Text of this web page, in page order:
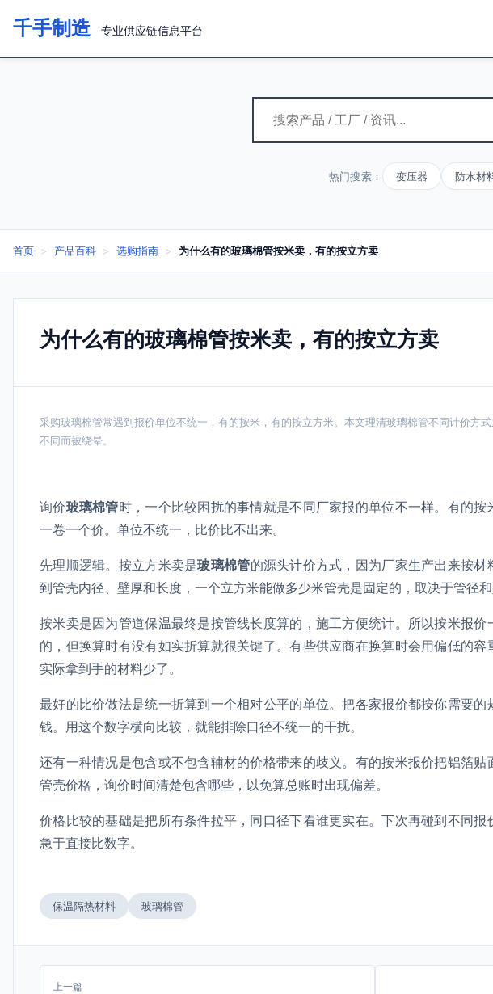
千手制造 专业供应链信息平台
热门搜索： 变压器 防水材
首页 > 产品百科 > 选购指南 > 为什么有的玻璃棉管按米卖，有的按立方卖
为什么有的玻璃棉管按米卖，有的按立方卖
采购玻璃棉管常遇到报价单位不统一，有的按米，有的按立方米。本文理清玻璃棉管不同计价方
不同而被绕晕。
询价玻璃棉管时，一个比较困扰的事情就是不同厂家报的单位不一样。有的
一卷一个价。单位不统一，比价比不出来。
先理顺逻辑。按立方米卖是玻璃棉管的源头计价方式，因为厂家生产出来按
到管壳内径、壁厚和长度，一个立方米能做多少米管壳是固定的，取决于管径和
按米卖是因为管道保温最终是按管线长度算的，施工方便统计。所以按米报
的，但换算时有没有如实折算就很关键了。有些供应商在换算时会用偏低的容
实际拿到手的材料少了。
最好的比价做法是统一折算到一个相对公平的单位。把各家报价都按你需要
钱。用这个数字横向比较，就能排除口径不统一的干扰。
还有一种情况是包含或不包含辅材的价格带来的歧义。有的按米报价把铝箔
管壳价格，询价时间清楚包含哪些，以免算总账时出现偏差。
价格比较的基础是把所有条件拉平，同口径下看谁更实在。下次再碰到不同
急于直接比数字。
保温隔热材料 玻璃棉管
上一篇